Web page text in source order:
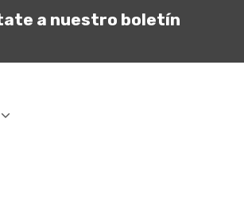
a nuestro boletín